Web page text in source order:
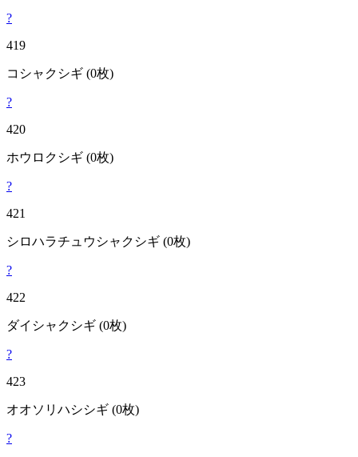
?
419
コシャクシギ (0枚)
?
420
ホウロクシギ (0枚)
?
421
シロハラチュウシャクシギ (0枚)
?
422
ダイシャクシギ (0枚)
?
423
オオソリハシシギ (0枚)
?